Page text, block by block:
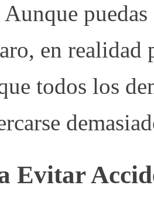
puedas
en realidad
todos los
Evitar